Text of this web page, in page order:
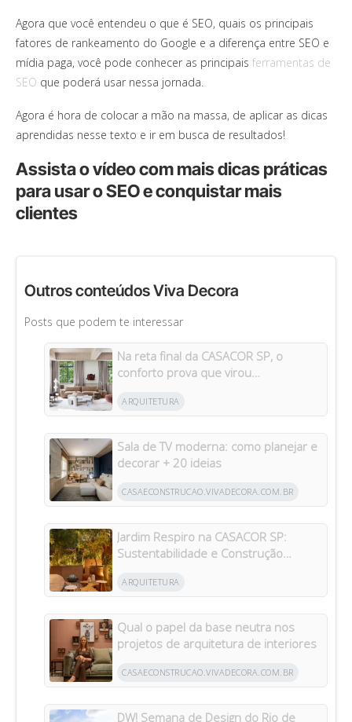
Agora que você entendeu o que é SEO, quais os principais
fatores de rankeamento do Google e a diferença entre SEO e
mídia paga, você pode conhecer as principais ferramentas de
SEO que poderá usar nessa jornada.
Agora é hora de colocar a mão na massa, de aplicar as dicas
aprendidas nesse texto e ir em busca de resultados!
Assista o vídeo com mais dicas práticas
para usar o SEO e conquistar mais
clientes
Outros conteúdos Viva Decora
Posts que podem te interessar
Na reta final da CASACOR SP, o
conforto prova que virou
ARQUITETURA
Sala de TV moderna: como planejar e
decorar + 20 ideias
CASAECONSTRUCAO.VIVADECORA.COM.BR
Jardim Respiro na CASACOR SP:
Sustentabilidade e Construção
ARQUITETURA
Qual o papel da base neutra nos
projetos de arquitetura de interiores
CASAECONSTRUCAO.VIVADECORA.COM.BR
DW! Semana de Design do Rio de